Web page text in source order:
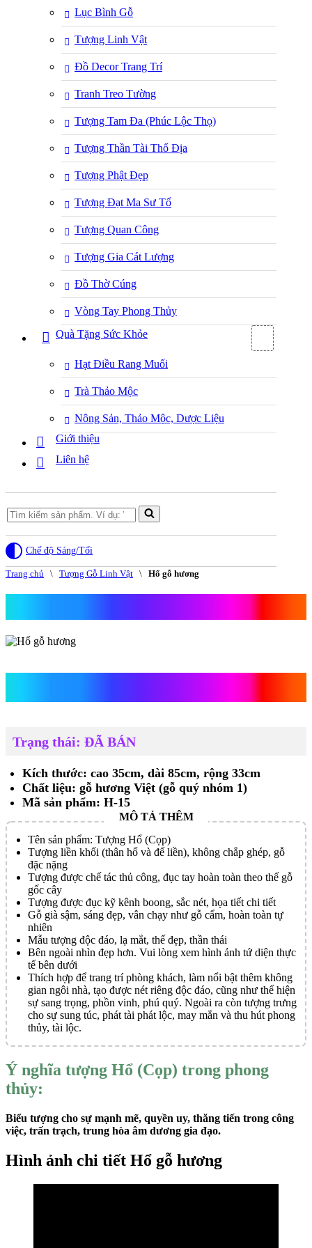
Lục Bình Gỗ
Tượng Linh Vật
Đồ Decor Trang Trí
Tranh Treo Tường
Tượng Tam Đa (Phúc Lộc Thọ)
Tượng Thần Tài Thổ Địa
Tượng Phật Đẹp
Tượng Đạt Ma Sư Tổ
Tượng Quan Công
Tượng Gia Cát Lượng
Đồ Thờ Cúng
Vòng Tay Phong Thủy
Quà Tặng Sức Khỏe
Hạt Điều Rang Muối
Trà Thảo Mộc
Nông Sản, Thảo Mộc, Dược Liệu
Giới thiệu
Liên hệ
Search
for...
Chế độ Sáng/Tối
Trang chủ \ Tượng Gỗ Linh Vật \ Hổ gỗ hương
Trạng thái: ĐÃ BÁN
Kích thước: cao 35cm, dài 85cm, rộng 33cm
Chất liệu: gỗ hương Việt (gỗ quý nhóm 1)
Mã sản phẩm: H-15
Tên sản phẩm: Tượng Hổ (Cọp)
Tượng liền khối (thân hổ và đế liền), không chắp ghép, gỗ
đặc nặng
Tượng được chế tác thủ công, đục tay hoàn toàn theo thế gỗ
gốc cây
Tượng được đục kỹ kênh boong, sắc nét, họa tiết chi tiết
Gỗ già sậm, sáng đẹp, vân chạy như gỗ cẩm, hoàn toàn tự
nhiên
Mẫu tượng độc đáo, lạ mắt, thế đẹp, thần thái
Bên ngoài nhìn đẹp hơn. Vui lòng xem hình ảnh tứ diện thực
tế bên dưới
Thích hợp để trang trí phòng khách, làm nổi bật thêm không
gian ngôi nhà, tạo được nét riêng độc đáo, cũng như thể hiện
sự sang trọng, phồn vinh, phú quý. Ngoài ra còn tượng trưng
cho sự sung túc, phát tài phát lộc, may mắn và thu hút phong
thủy, tài lộc.
Ý nghĩa tượng Hổ (Cọp) trong phong
thủy:
Biểu tượng cho sự mạnh mẽ, quyền uy, thăng tiến trong công
việc, trấn trạch, trung hòa âm dương gia đạo.
Hình ảnh chi tiết Hổ gỗ hương